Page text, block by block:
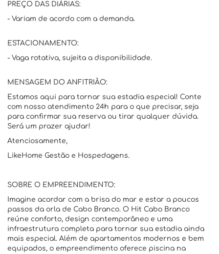
PREÇO DAS DIÁRIAS:
- Variam de acordo com a demanda.
ESTACIONAMENTO:
- Vaga rotativa, sujeita a disponibilidade.
MENSAGEM DO ANFITRIÃO:
Estamos aqui para tornar sua estadia especial! Conte
com nosso atendimento 24h para o que precisar, seja
para confirmar sua reserva ou tirar qualquer dúvida.
Será um prazer ajudar!
Atenciosamente,
LikeHome Gestão e Hospedagens.
SOBRE O EMPREENDIMENTO:
Imagine acordar com a brisa do mar e estar a poucos
passos da orla de Cabo Branco. O Hit Cabo Branco
reúne conforto, design contemporâneo e uma
infraestrutura completa para tornar sua estadia ainda
mais especial. Além de apartamentos modernos e bem
equipados, o empreendimento oferece piscina na